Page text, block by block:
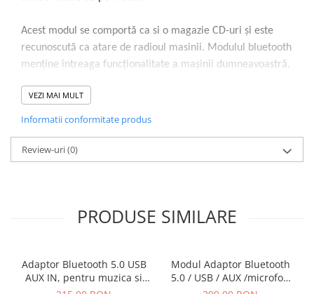
Acest modul se comportă ca si o magazie CD-uri și este
recunoscută ca atare de radioul masinii. Modulul bluetooth
menține întreaga funcționalitate a mașinii dumneavoastră.
volan (dacă există) sau prin intermediul celor de pe cd
player.
Conexiune Plug and play
Modulul se conecteaza in spatele unitatii audio, in priza de
Observatie!!!
acest modul Bluetooth.
Imperechiati telefonul cu modulul bluetooth si redati
VEZI MAI MULT
Informatii conformitate produs
Review-uri(0)
PRODUSE SIMILARE
Adaptor Bluetooth 5.0 USB
AUX IN, pentru muzica si
apeluri 12 pini Toyota
Modul Adaptor Bluetooth
5.0 / USB / AUX /microfon
pentru apeluri compatibil